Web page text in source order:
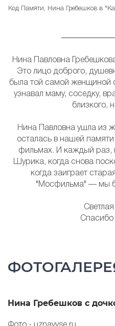
Код Памяти, Нина Гребешков в
Нина Павловна
Это лицо доброго,
была той самой женщиной
узнавал маму, соседку,
близкого,
Нина Павловна ушла из
осталась в нашей
фильмах. И каждый раз,
Шурика, когда снова
когда заиграет
"Мосфильма" — мы
Спасибо
Нина Гребешков с